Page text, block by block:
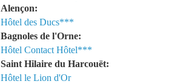
Alençon:
Hôtel des Ducs***
Bagnoles de l'Orne:
Hôtel Contact Hôtel***
Saint Hilaire du Harcouët:
Hôtel le Lion d'Or